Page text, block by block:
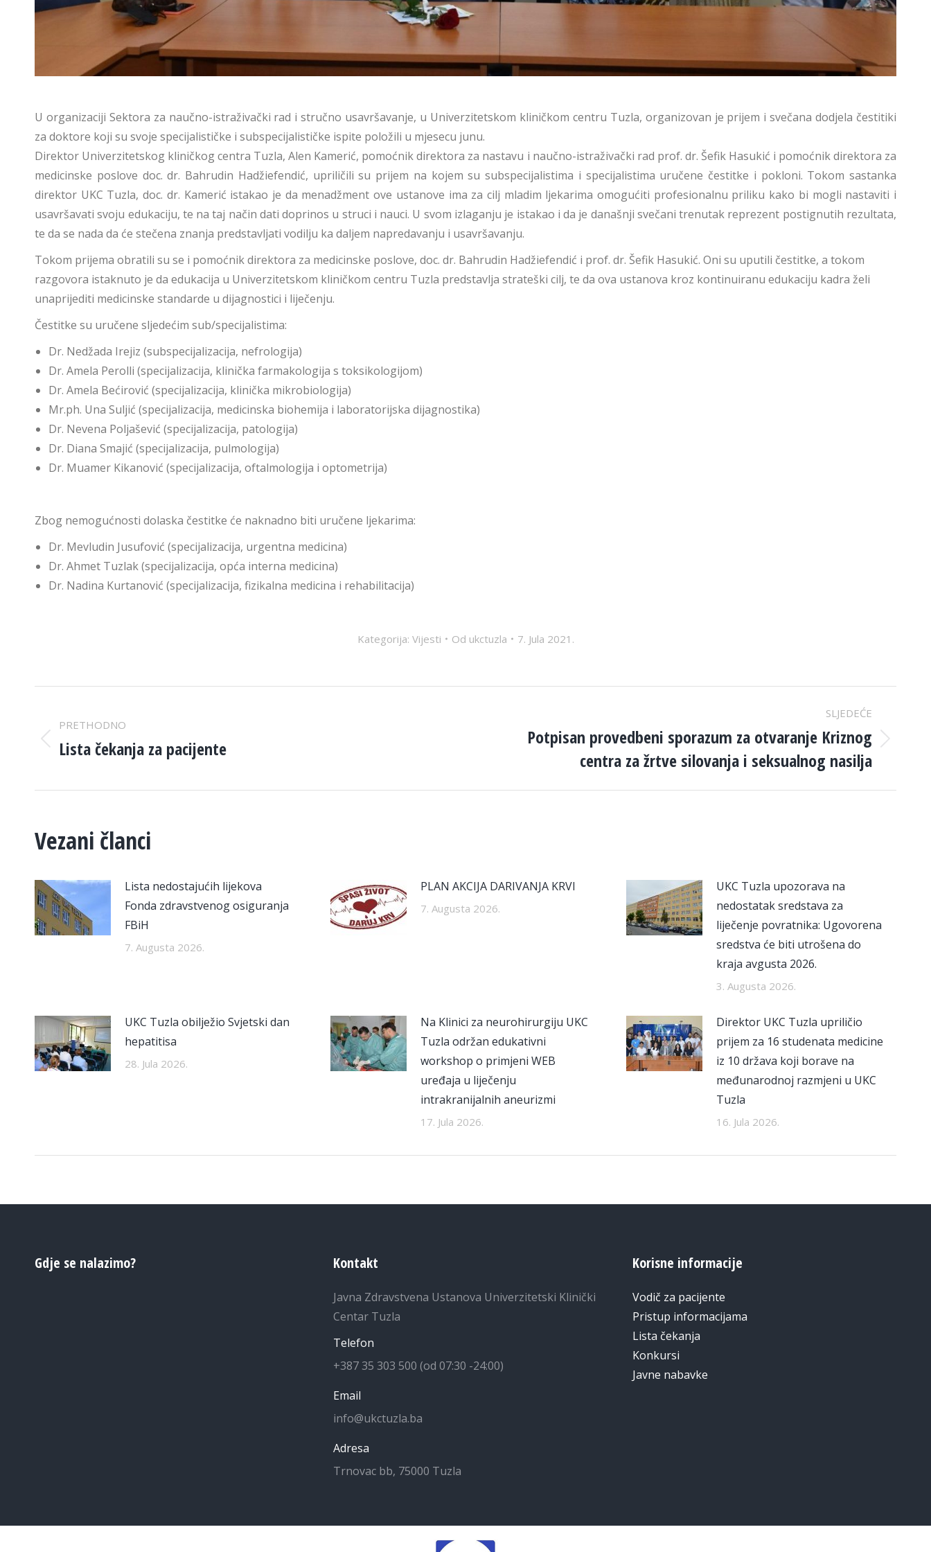
U organizaciji Sektora za naučno-istraživački rad i stručno usavršavanje, u Univerzitetskom kliničkom centru Tuzla, organizovan je prijem i svečana dodjela čestitiki
za doktore koji su svoje specijalističke i subspecijalističke ispite položili u mjesecu junu.
Direktor Univerzitetskog kliničkog centra Tuzla, Alen Kamerić, pomoćnik direktora za nastavu i naučno-istraživački rad prof. dr. Šefik Hasukić i pomoćnik direktora za
medicinske poslove doc. dr. Bahrudin Hadžiefendić, upriličili su prijem na kojem su subspecijalistima i specijalistima uručene čestitke i pokloni. Tokom sastanka
direktor UKC Tuzla, doc. dr. Kamerić istakao je da menadžment ove ustanove ima za cilj mladim ljekarima omogućiti profesionalnu priliku kako bi mogli nastaviti i
usavršavati svoju edukaciju, te na taj način dati doprinos u struci i nauci. U svom izlaganju je istakao i da je današnji svečani trenutak reprezent postignutih rezultata,
te da se nada da će stečena znanja predstavljati vodilju ka daljem napredavanju i usavršavanju.
Tokom prijema obratili su se i pomoćnik direktora za medicinske poslove, doc. dr. Bahrudin Hadžiefendić i prof. dr. Šefik Hasukić. Oni su uputili čestitke, a tokom
razgovora istaknuto je da edukacija u Univerzitetskom kliničkom centru Tuzla predstavlja strateški cilj, te da ova ustanova kroz kontinuiranu edukaciju kadra želi
unaprijediti medicinske standarde u dijagnostici i liječenju.
Čestitke su uručene sljedećim sub/specijalistima:
Dr. Nedžada Irejiz (subspecijalizacija, nefrologija)
Dr. Amela Perolli (specijalizacija, klinička farmakologija s toksikologijom)
Dr. Amela Bećirović (specijalizacija, klinička mikrobiologija)
Mr.ph. Una Suljić (specijalizacija, medicinska biohemija i laboratorijska dijagnostika)
Dr. Nevena Poljašević (specijalizacija, patologija)
Dr. Diana Smajić (specijalizacija, pulmologija)
Dr. Muamer Kikanović (specijalizacija, oftalmologija i optometrija)
Zbog nemogućnosti dolaska čestitke će naknadno biti uručene ljekarima:
Dr. Mevludin Jusufović (specijalizacija, urgentna medicina)
Dr. Ahmet Tuzlak (specijalizacija, opća interna medicina)
Dr. Nadina Kurtanović (specijalizacija, fizikalna medicina i rehabilitacija)
Kategorija: Vijesti Od ukctuzla 7. Jula 2021.
NAVIGATION
PRETHODNO
Previous
Lista čekanja za pacijente
SLJEDEĆE
Potpisan provedbeni sporazum za otvaranje Kriznog
centra za žrtve silovanja i seksualnog nasilja
Vezani članci
Lista nedostajućih lijekova
Fonda zdravstvenog osiguranja
FBiH
7. Augusta 2026.
PLAN AKCIJA DARIVANJA KRVI
7. Augusta 2026.
UKC Tuzla upozorava na
nedostatak sredstava za
liječenje povratnika: Ugovorena
sredstva će biti utrošena do
kraja avgusta 2026.
3. Augusta 2026.
UKC Tuzla obilježio Svjetski dan
hepatitisa
28. Jula 2026.
Na Klinici za neurohirurgiju UKC
Tuzla održan edukativni
workshop o primjeni WEB
uređaja u liječenju
intrakranijalnih aneurizmi
17. Jula 2026.
Direktor UKC Tuzla upriličio
prijem za 16 studenata medicine
iz 10 država koji borave na
međunarodnoj razmjeni u UKC
Tuzla
16. Jula 2026.
Gdje se nalazimo? Kontakt
Javna Zdravstvena Ustanova Univerzitetski Klinički
Centar Tuzla
Telefon
+387 35 303 500 (od 07:30 -24:00)
Email
info@ukctuzla.ba
Adresa
Trnovac bb, 75000 Tuzla
Korisne informacije
Vodič za pacijente
Pristup informacijama
Lista čekanja
Konkursi
Javne nabavke